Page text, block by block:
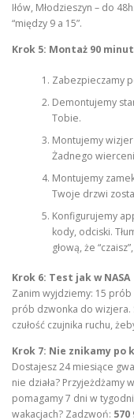
Iłów, Młodzieszyn – do
“między 9 a 15”.
Krok 5: Montaż 90
Zabezpieczamy
Demontujemy
Tobie.
Montujemy
Żadnego
Montujemy
Twoje drzwi
Konfigurujemy
kody, odciski.
głową, że
Krok 6: Test jak w NASA
Zanim wyjdziemy: 15
prób dzwonka do
czułość czujnika ruchu,
Krok 7: Nie znikamy po
Dostajesz 24 miesiące
nie działa? Przyjeżdżamy
pomagamy 7 dni w
wakacjach? Zadzwoń: 570